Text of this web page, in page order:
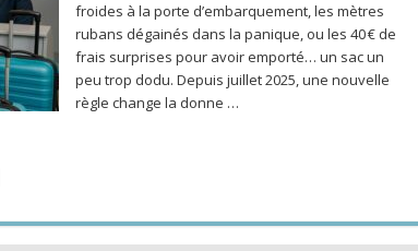
froides à la porte d’embarquement, les mètres
rubans dégainés dans la panique, ou les 40 € de
frais surprises pour avoir emporté… un sac un
peu trop dodu. Depuis juillet 2025, une nouvelle
règle change la donne …